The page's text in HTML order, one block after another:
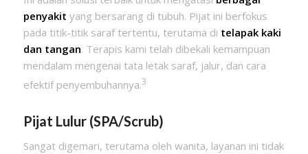
penyakit yang bersarang di tubuh. Pijat ini berfokus
pada titik-titik saraf tertentu, terutama di telapak kaki
dan tangan. Terapis kami telah dibekali kemampuan
mendalam mengenai tata letak saraf, jalur, dan cara
efektif penyembuhannya.3
Pijat Lulur (SPA/Scrub)
Sangat digemari, terutama oleh wanita, layanan ini tidak